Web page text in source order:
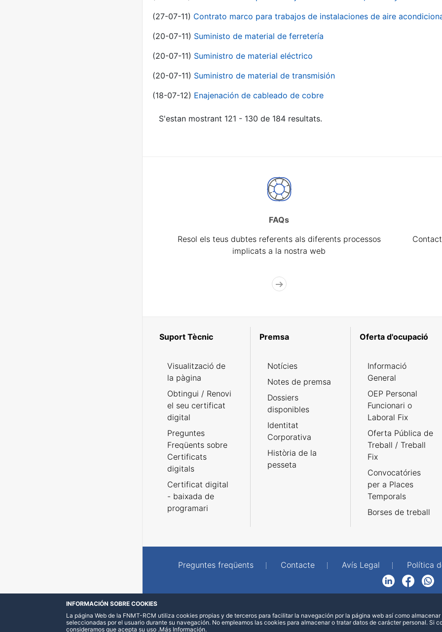
(27-07-11) Contrato marco para trabajos de instalaciones de aire
(20-07-11) Suministo de material de ferretería
(20-07-11) Suministro de material eléctrico
(20-07-11) Suministro de material de transmisión
(18-07-12) Enajenación de cableado de cobre
S'estan mostrant 121 - 130 de 184 resultats.
FAQs
Resol els teus dubtes referents als diferents processos
implicats a la nostra web
Suport Tècnic
Visualització de
la pàgina
Obtingui / Renovi
el seu certificat
digital
Preguntes
Freqüents sobre
Certificats
digitals
Certificat digital
- baixada de
programari
Premsa
Notícies
Notes de premsa
Dossiers
disponibles
Identitat
Corporativa
Història de la
pesseta
Oferta d'ocupació
Informació
General
OEP Personal
Funcionari o
Laboral Fix
Oferta Pública de
Treball / Treball
Fix
Convocatóries
per a Places
Temporals
Borses de treball
Preguntes freqüents Contacte Avís Legal Política
FacebookWhatsApp
INFORMACIÓN SOBRE COOKIES
La página Web de la FNMT-RCM utiliza cookies propias y de terceros para facilitar la navegación por la página web así como
seleccionadas por el usuario durante su navegación. No empleamos las cookies para almacenar o tratar datos de carácter personal. Si
consideramos que acepta su uso .Más Información.